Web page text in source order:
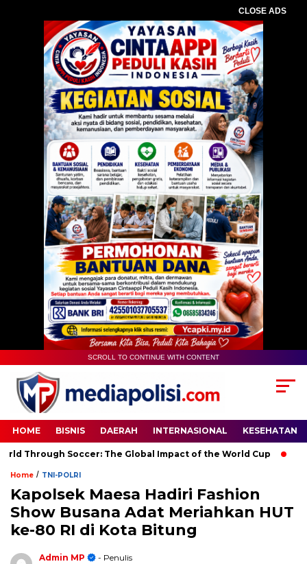
CLOSE ADS
SCROLL TO CONTINUE WITH CONTENT
HOME BISNIS DAERAH INTERNASIONAL KESEHATAN
Soccer: The Global Impact of the World Cup
Home / TNI-POLRI
Kapolsek Maesa Hadiri Fashion
Show Busana Adat Meriahkan HUT
ke-80 RI di Kota Bitung
Admin MP
- Penulis